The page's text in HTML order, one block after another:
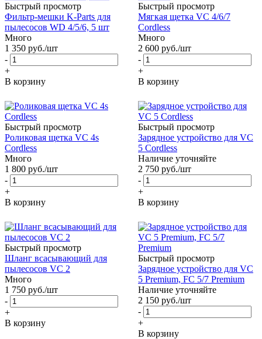
Быстрый просмотр
Фильтр-мешки K-Parts для
пылесосов WD 4/5/6, 5 шт
Много
1 350 руб./шт
-
+
В корзину
Быстрый просмотр
Мягкая щетка VC 4/6/7
Cordless
Много
2 600 руб./шт
-
+
В корзину
Быстрый просмотр
Роликовая щетка VC 4s
Cordless
Много
1 800 руб./шт
-
+
В корзину
Быстрый просмотр
Зарядное устройство для VC
5 Cordless
Наличие уточняйте
2 750 руб./шт
-
+
В корзину
Быстрый просмотр
Шланг всасывающий для
пылесосов VC 2
Много
1 750 руб./шт
-
+
В корзину
Быстрый просмотр
Зарядное устройство для VC
5 Premium, FC 5/7 Premium
Наличие уточняйте
2 150 руб./шт
-
+
В корзину